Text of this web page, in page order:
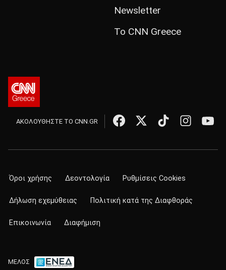
Newsletter
Το CNN Greece
ΑΚΟΛΟΥΘΗΣΤΕ ΤΟ CNN.GR
Όροι χρήσης Δεοντολογία Ρυθμίσεις Cookies
Δήλωση εχεμύθειας Πολιτική κατά της Διαφθοράς
Επικοινωνία Διαφήμιση
ΜΕΛΟΣ